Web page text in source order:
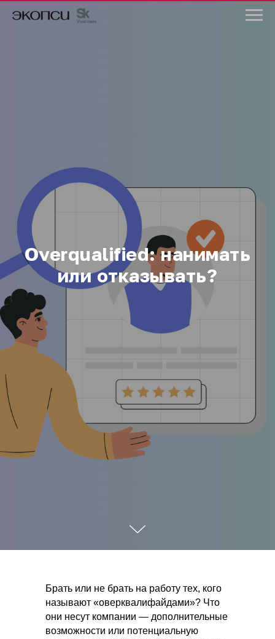
Overqualified: нанимать
или отказывать?
Брать или не брать на работу тех, кого
называют «оверквалифайдами»? Что
они несут компании — дополнительные
возможности или потенциальную